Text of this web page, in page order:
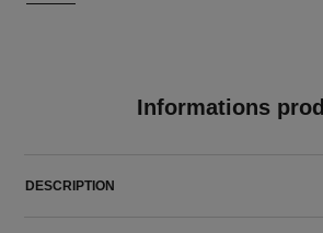
Informations
DESCRIPTION